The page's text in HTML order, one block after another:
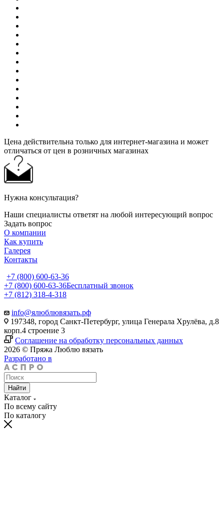
Цена действительна только для интернет-магазина и может
отличаться от цен в розничных магазинах
Нужна консультация?
Наши специалисты ответят на любой интересующий вопрос
Задать вопрос
О компании
Как купить
Галерея
Контакты
+7 (800) 600-63-36
+7 (800) 600-63-36Бесплатный звонок
+7 (812) 318-4-318
info@ялюблювязать.рф
197348, город Санкт-Петербург, улица Генерала Хрулёва, д.8
корп.4 строение 3
Соглашение на обработку персональных данных
2026 © Пряжа Люблю вязать
Разработано в
Найти
Каталог
По всему сайту
По каталогу